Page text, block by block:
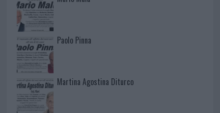
Paolo Pinna
Martina Agostina Diturco